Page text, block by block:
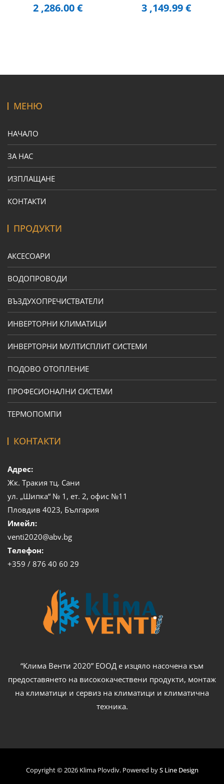
2 ,286.00€ 3 ,149.99€
МЕНЮ
НАЧАЛО
ЗА НАС
ИЗПЛАЩАНЕ
КОНТАКТИ
ПРОДУКТИ
АКСЕСОАРИ
ВОДОПРОВОДИ
ВЪЗДУХОПРЕЧИСТВАТЕЛИ
ИНВЕРТОРНИ КЛИМАТИЦИ
ИНВЕРТОРНИ МУЛТИСПЛИТ СИСТЕМИ
ПОДОВО ОТОПЛЕНИЕ
ПРОФЕСИОНАЛНИ СИСТЕМИ
ТЕРМОПОМПИ
КОНТАКТИ
Адрес:
Жк. Тракия тц. Сани
ул. „Шипка“ № 1, ет. 2, офис №11
Пловдив 4023, България
Имейл:
venti2020@abv.bg
Телефон:
+359 / 876 40 60 29
“Клима Венти 2020” ЕООД е изцяло насочена към
предоставянето на висококачествени продукти, монтаж
на климатици и сервиз на климатици и климатична
техника.
Copyright © 2026 Klima Plovdiv. Powered byS Line Design